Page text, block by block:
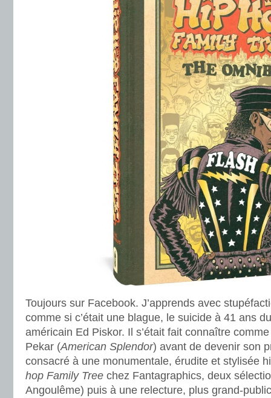
Toujours sur Facebook. J’apprends avec
comme si c’était une blague, le suicide à 41 ans
américain Ed Piskor. Il s’était fait connaître
Pekar (American Splendor) avant de devenir son
consacré à une monumentale, érudite et stylisée
hop Family Tree chez Fantagraphics, deux
Angoulême) puis à une relecture, plus grand-